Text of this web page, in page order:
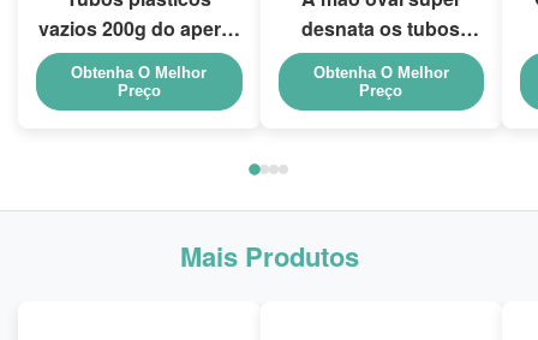
vazios 200g do aperto
da loção de Flip Cap
Screw Lid Pink
Obtenha O Melhor
Preço
desnata os tubos
cosméticos vazios
que empacotam 5ml a
150ml
Obtenha O Melhor
Preço
Mais Produtos